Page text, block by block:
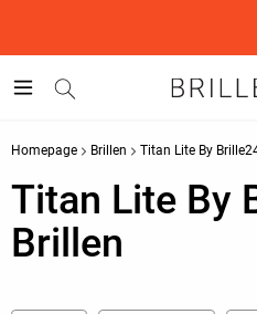
Homepage Brillen Titan Lite By
Titan Lite By
Brillen